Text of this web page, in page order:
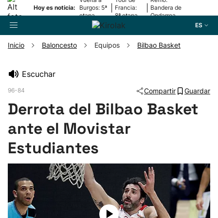
Hoy es noticia:
Burgos: 5ª
etapa
Francia:
8ª etapa
Bandera de
Ondarroa
ES
Pelota
Remo
Baloncesto
Ciclismo
Inicio Baloncesto Equipos Bilbao Basket
Escuchar
96-84 Compartir Guardar
Derrota del Bilbao Basket
ante el Movistar
Estudiantes